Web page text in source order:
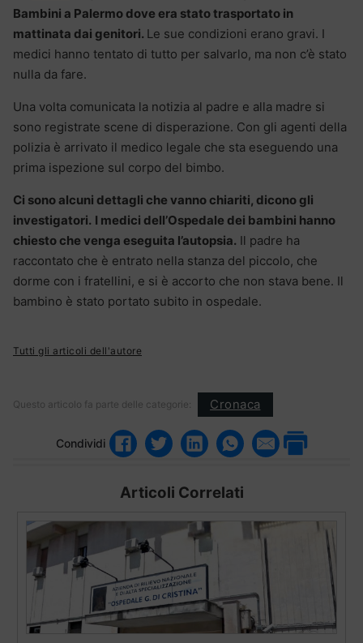
Bambini a Palermo dove era stato trasportato in
mattinata dai genitori. Le sue condizioni erano gravi. I
medici hanno tentato di tutto per salvarlo, ma non c’è stato
nulla da fare.
Una volta comunicata la notizia al padre e alla madre si
sono registrate scene di disperazione. Con gli agenti della
polizia è arrivato il medico legale che sta eseguendo una
prima ispezione sul corpo del bimbo.
Ci sono alcuni dettagli che vanno chiariti, dicono gli
investigatori. I medici dell’Ospedale dei bambini hanno
chiesto che venga eseguita l’autopsia. Il padre ha
raccontato che è entrato nella stanza del piccolo, che
dorme con i fratellini, e si è accorto che non stava bene. Il
bambino è stato portato subito in ospedale.
Tutti gli articoli dell'autore
Questo articolo fa parte delle categorie: Cronaca
Condividi
Articoli Correlati